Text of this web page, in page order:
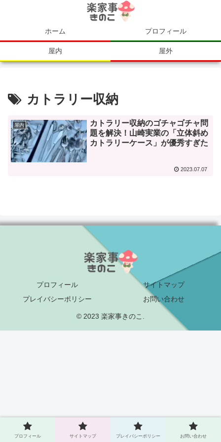
ホーム プロフィール
屋内 屋外
カトラリー収納
屋内
カトラリー収納のゴチャゴチャ問
題を解決！山崎実業の「立体斜め
カトラリーケース」が優秀すぎた
2023.07.07
プロフィール
サイトマップ
プレイバシーポリシー
お問い合わせ
© 2023 楽家事きのこ.
プロフィール サイトマップ プレイバシーポリシー お問い合わせ